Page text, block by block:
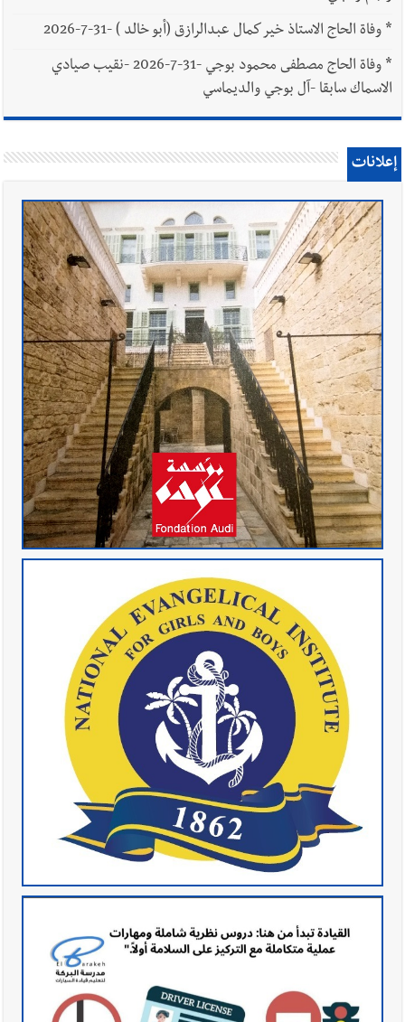
*وفاة الحاج الاستاذ خير كمال عبدالرازق (أبو خالد ) -31-7-2026
*
وفاة الحاج مصطفى محمود بوجي -31-7-2026 -نقيب صيادي
الاسماك سابقا -آل بوجي والديماسي
إعلانات